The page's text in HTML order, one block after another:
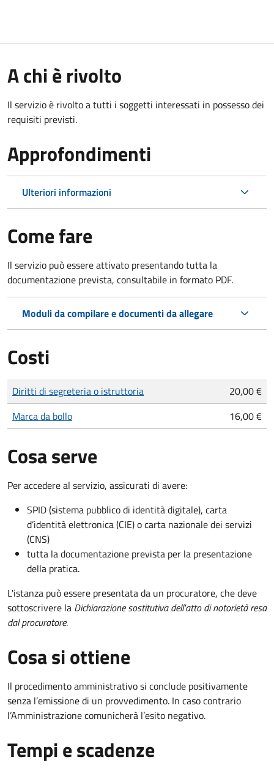
A chi è rivolto
Il servizio è rivolto a tutti i soggetti interessati in possesso dei
requisiti previsti.
Approfondimenti
Ulteriori informazioni
Come fare
Il servizio può essere attivato presentando tutta la
documentazione prevista, consultabile in formato PDF.
Moduli da compilare e documenti da allegare
Costi
Tipo di pagamento
Importo
Diritti di segreteria o istruttoria
20,00 €
Marca da bollo
16,00 €
Cosa serve
Per accedere al servizio, assicurati di avere:
SPID (sistema pubblico di identità digitale), carta
d’identità elettronica (CIE) o carta nazionale dei servizi
(CNS)
tutta la documentazione prevista per la presentazione
della pratica.
L'istanza può essere presentata da un procuratore, che deve
sottoscrivere la Dichiarazione sostitutiva dell'atto di notorietà resa
dal procuratore.
Cosa si ottiene
Il procedimento amministrativo si conclude positivamente
senza l’emissione di un provvedimento. In caso contrario
l’Amministrazione comunicherà l’esito negativo.
Tempi e scadenze